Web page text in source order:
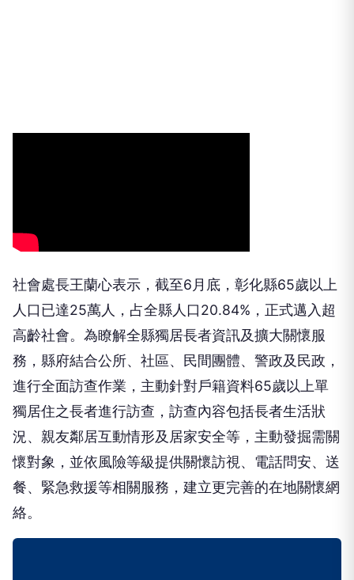
社會處長王蘭心表示，截至6月底，彰化縣65歲以上
人口已達25萬人，占全縣人口20.84%，正式邁入超
高齡社會。為瞭解全縣獨居長者資訊及擴大關懷服
務，縣府結合公所、社區、民間團體、警政及民政，
進行全面訪查作業，主動針對戶籍資料65歲以上單
獨居住之長者進行訪查，訪查內容包括長者生活狀
況、親友鄰居互動情形及居家安全等，主動發掘需關
懷對象，並依風險等級提供關懷訪視、電話問安、送
餐、緊急救援等相關服務，建立更完善的在地關懷網
絡。